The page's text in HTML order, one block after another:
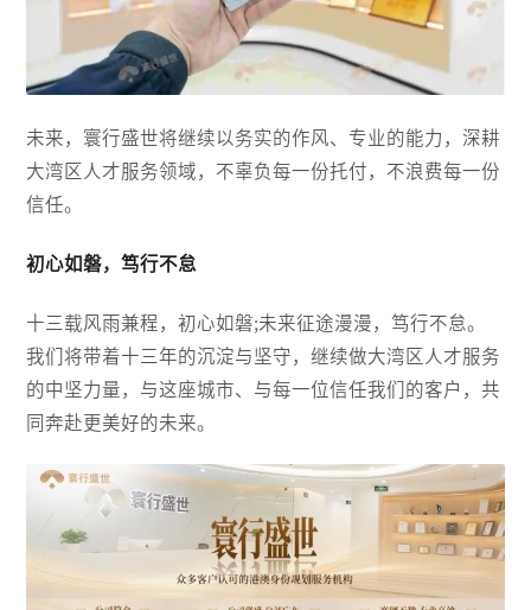
未来，寰行盛世将继续以务实的作风、专业的能力，深耕
大湾区人才服务领域，不辜负每一份托付，不浪费每一份
信任。
初心如磐，笃行不怠
十三载风雨兼程，初心如磐;未来征途漫漫，笃行不怠。
我们将带着十三年的沉淀与坚守，继续做大湾区人才服务
的中坚力量，与这座城市、与每一位信任我们的客户，共
同奔赴更美好的未来。